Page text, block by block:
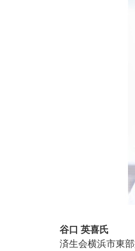
谷口 英喜氏
済生会横浜市東